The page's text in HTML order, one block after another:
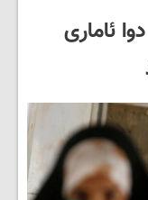
ئاماری